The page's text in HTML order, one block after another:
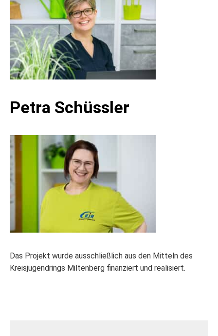
Petra Schüssler
Das Projekt wurde ausschließlich aus den Mitteln des
Kreisjugendrings Miltenberg finanziert und realisiert.